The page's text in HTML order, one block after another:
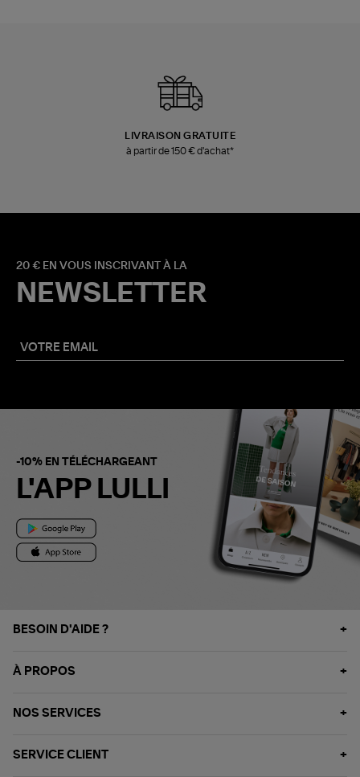
LIVRAISON GRATUITE
à partir de 150 € d'achat*
20 € EN VOUS INSCRIVANT À LA
NEWSLETTER
-10% EN TÉLÉCHARGEANT
L'APP LULLI
BESOIN D'AIDE ?
À PROPOS
NOS SERVICES
SERVICE CLIENT